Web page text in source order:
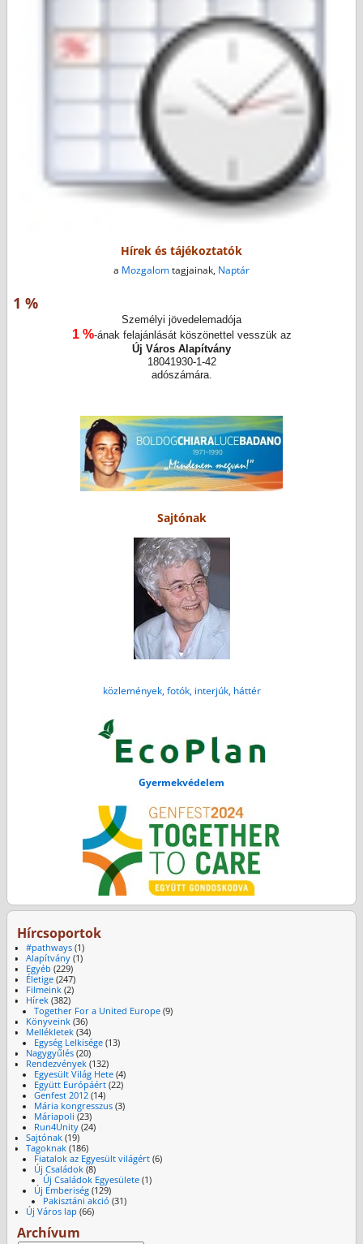
Hírek és tájékoztatók
a Mozgalomtagjainak, Naptár
1 %
Személyi jövedelemadója
1 %-ának felajánlását köszönettel vesszük az
Új Város Alapítvány
18041930-1-42
adószámára.
Sajtónak
közlemények, fotók, interjúk, háttér
Gyermekvédelem
Hírcsoportok
#pathways(1)
Alapítvány(1)
Egyéb (229)
Életige(247)
Filmeink(2)
Hírek(382)
Together For a United Europe (9)
Könyveink(36)
Mellékletek(34)
Egység Lelkisége (13)
Nagygyűlés(20)
Rendezvények(132)
Egyesült Világ Hete (4)
Együtt Európáért (22)
Genfest 2012 (14)
Mária kongresszus (3)
Máriapoli (23)
Run4Unity (24)
Sajtónak(19)
Tagoknak(186)
Fiatalok az Egyesült világért (6)
Új Családok (8)
Új Családok Egyesülete(1)
Új Emberiség (129)
Pakisztáni akció (31)
Új Város lap (66)
Archívum